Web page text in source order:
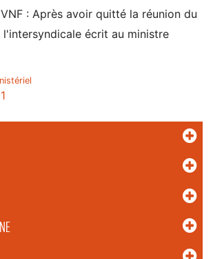
: Après avoir quitté la réunion du
l'intersyndicale écrit au ministre